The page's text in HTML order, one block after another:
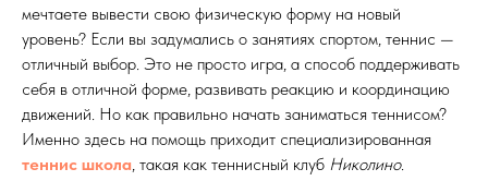
мечтаете вывести свою физическую форму на новый
уровень? Если вы задумались о занятиях спортом, теннис —
отличный выбор. Это не просто игра, а способ поддерживать
себя в отличной форме, развивать реакцию и координацию
движений. Но как правильно начать заниматься теннисом?
Именно здесь на помощь приходит специализированная
теннис школа, такая как теннисный клуб Николино.